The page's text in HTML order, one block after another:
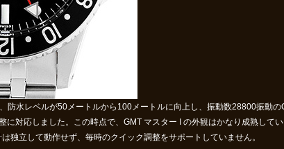
防水レベルが50メートルから100メートルに向上し、振動数28800振動
に対応しました。この時点で、GMT マスター I の外観はかなり成熟して
独立して動作せず、毎時のクイック調整をサポートしていません。